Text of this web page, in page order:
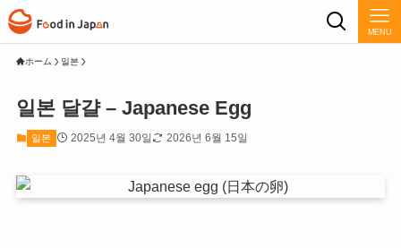
MENU
ホーム 일본
일본 달걀 – Japanese Egg
일본 2025년 4월 30일 2026년 6월 15일